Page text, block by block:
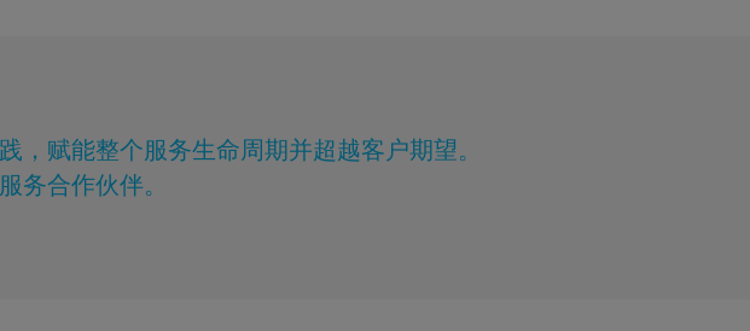
赋能整个服务生命周期并超越客户期望。
务合作伙伴。